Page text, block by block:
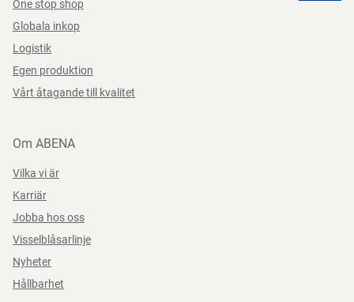
Produktbeskrivning
och urin.
Funktioner
Funktioner
Direktiv, förordningar och lagstiftning
(EC) 1272/2008
Datablad
Datasheets 16051905 SV-SE
One stop shop
Globala inkop
Logistik
Egen produktion
Vårt åtagande till kvalitet
Om ABENA
Vilka vi är
Karriär
Jobba hos oss
Visselblåsarlinje
Nyheter
Hållbarhet